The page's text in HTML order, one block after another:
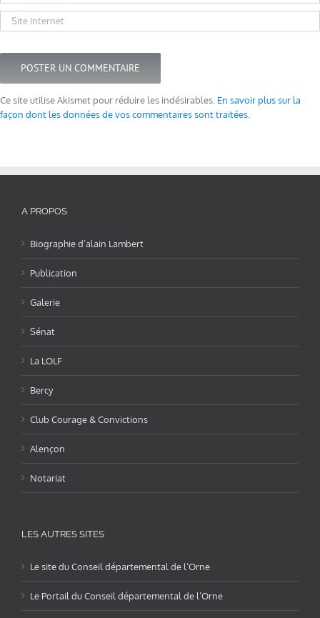
Ce site utilise Akismet pour réduire les indésirables. En savoir plus sur la
façon dont les données de vos commentaires sont traitées
A PROPOS
Biographie d’alain Lambert
Publication
Galerie
Sénat
La LOLF
Bercy
Club Courage & Convictions
Alençon
Notariat
LES AUTRES SITES
Le site du Conseil départemental de l’Orne
Le Portail du Conseil départemental de l’Orne